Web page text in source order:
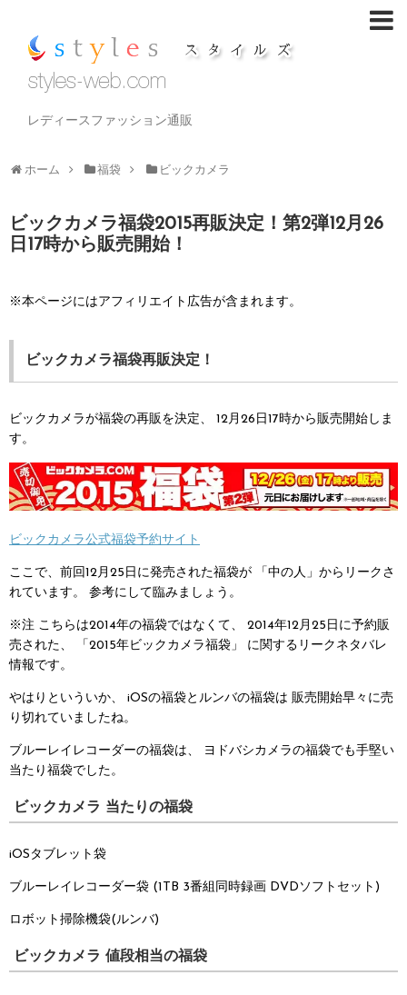
レディースファッション通販
ホーム 福袋 ビックカメラ
ビックカメラ福袋2015再販決定！第2弾12月26
日17時から販売開始！
※本ページにはアフィリエイト広告が含まれます。
ビックカメラ福袋再販決定！
ビックカメラが福袋の再販を決定、
12月26日17時から販売開始しま
す。
ビックカメラ公式福袋予約サイト
ここで、前回12月25日に発売された福袋が 「中の人」からリークさ
れています。
参考にして臨みましょう。
※注 こちらは2014年の福袋ではなくて、
2014年12月25日に予約販
売された、
「2015年ビックカメラ福袋」
に関するリークネタバレ
情報です。
やはりといういか、 iOSの福袋とルンバの福袋は 販売開始早々に売
り切れていましたね。
ブルーレイレコーダーの福袋は、
ヨドバシカメラの福袋でも手堅い
当たり福袋でした。
ビックカメラ 当たりの福袋
iOSタブレット袋
ブルーレイレコーダー袋 (1TB 3番組同時録画 DVDソフトセット)
ロボット掃除機袋(ルンバ)
ビックカメラ 値段相当の福袋